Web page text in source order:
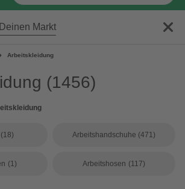
Markt
Arbeitskleidung
(1456)
(18) Arbeitshandschuhe (471)
(1) Arbeitshosen (117)